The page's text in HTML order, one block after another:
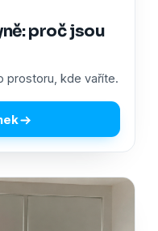
proč jsou
prostoru, kde vaříte.